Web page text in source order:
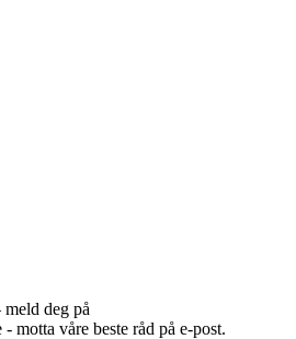
deg på
motta våre beste råd på e-post.